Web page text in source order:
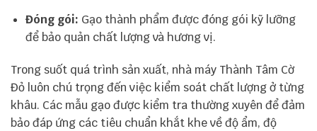
Đóng gói: Gạo thành phẩm được đóng gói kỹ lưỡng
để bảo quản chất lượng và hương vị.
Trong suốt quá trình sản xuất, nhà máy Thành Tâm Cờ
Đỏ luôn chú trọng đến việc kiểm soát chất lượng ở từng
khâu. Các mẫu gạo được kiểm tra thường xuyên để đảm
bảo đáp ứng các tiêu chuẩn khắt khe về độ ẩm, độ